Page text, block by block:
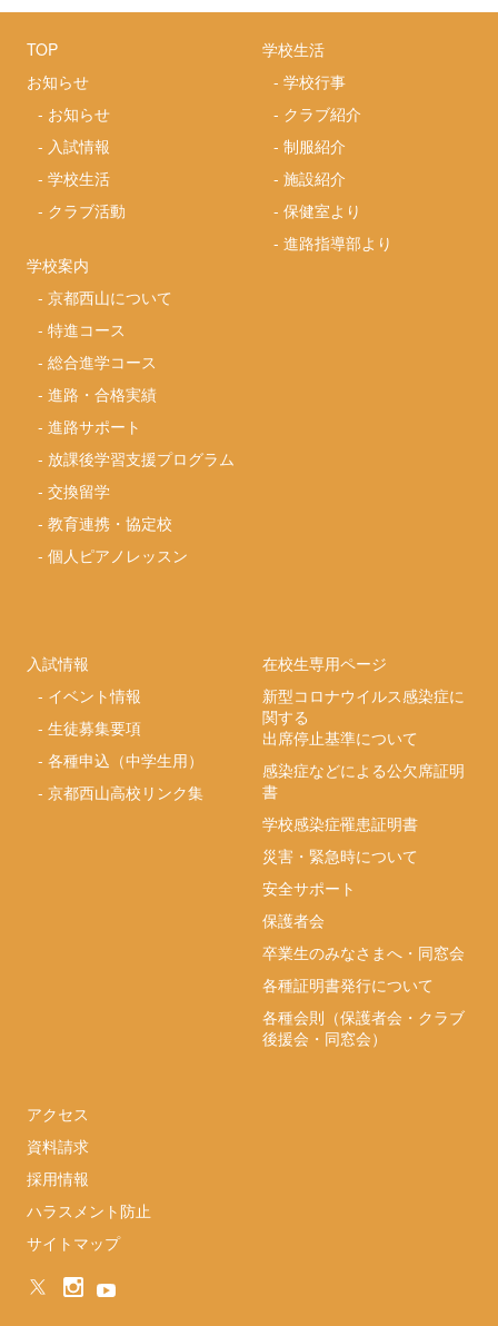
TOP
お知らせ
- お知らせ
- 入試情報
-学校生活
- クラブ活動
学校案内
-京都西山について
-特進コース
-総合進学コース
-進路・合格実績
-進路サポート
- 放課後学習支援プログラム
-交換留学
-教育連携・協定校
-個人ピアノレッスン
学校生活
-学校行事
- クラブ紹介
-制服紹介
-施設紹介
-保健室より
-進路指導部より
入試情報
- イベント情報
-生徒募集要項
-各種申込（中学生用）
-京都西山高校リンク集
在校生専用ページ
新型コロナウイルス感染症に
関する
出席停止基準について
感染症などによる公欠席証明
書
学校感染症罹患証明書
災害・緊急時について
安全サポート
保護者会
卒業生のみなさまへ・同窓会
各種証明書発行について
各種会則（保護者会・クラブ
後援会・同窓会）
アクセス
資料請求
採用情報
ハラスメント防止
サイトマップ